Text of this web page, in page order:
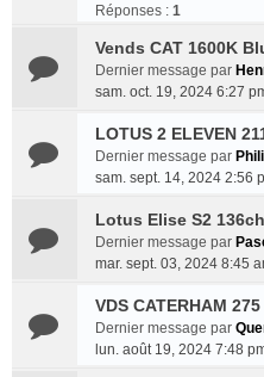
Réponses : 1
Vends CAT 1600K
Dernier message par
sam. oct. 19, 2024 6:27
LOTUS 2 ELEVEN
Dernier message par
sam. sept. 14, 2024 2:56
Lotus Elise S2 136ch
Dernier message par
mar. sept. 03, 2024 8:45
VDS CATERHAM
Dernier message par
lun. août 19, 2024 7:48